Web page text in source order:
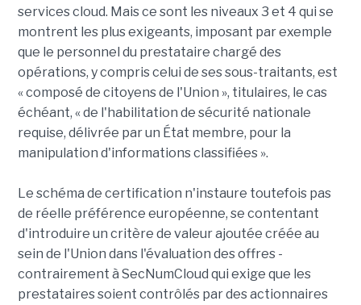
services cloud. Mais ce sont les niveaux 3 et 4 qui se
montrent les plus exigeants, imposant par exemple
que le personnel du prestataire chargé des
opérations, y compris celui de ses sous-traitants, est
« composé de citoyens de l'Union », titulaires, le cas
échéant, « de l'habilitation de sécurité nationale
requise, délivrée par un État membre, pour la
manipulation d'informations classifiées ».
Le schéma de certification n'instaure toutefois pas
de réelle préférence européenne, se contentant
d'introduire un critère de valeur ajoutée créée au
sein de l'Union dans l'évaluation des offres -
contrairement à SecNumCloud qui exige que les
prestataires soient contrôlés par des actionnaires